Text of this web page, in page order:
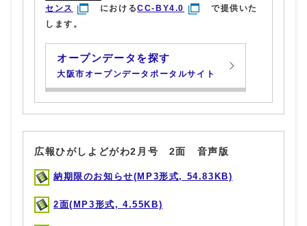
センス におけるCC-BY4.0
で提供いた
します。
オープンデータを探す
大阪市オープンデータポータルサイト
広報ひがしよどがわ2月号 2面 音声版
納期限のお知らせ(MP3形式, 54.83KB)
2面(MP3形式, 4.55KB)